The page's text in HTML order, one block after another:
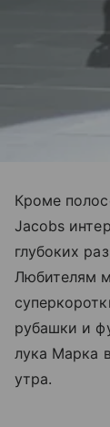
Кроме
Jacobs
глубоких
Любителям
рубашки и
лука Марка
утра.